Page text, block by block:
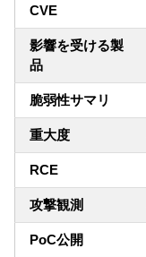
CVE
影響を受ける製
品
脆弱性サマリ
重大度
RCE
攻撃観測
PoC公開